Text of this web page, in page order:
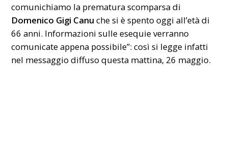
comunichiamo la prematura scomparsa di
Domenico Gigi Canu che si è spento oggi all’età di
66 anni. Informazioni sulle esequie verranno
comunicate appena possibile”: così si legge infatti
nel messaggio diffuso questa mattina, 26 maggio.